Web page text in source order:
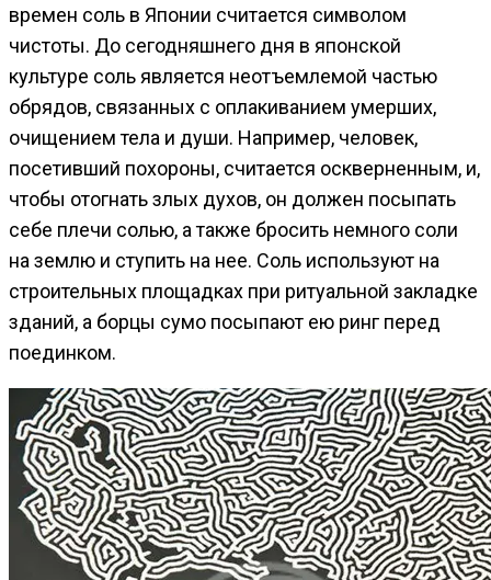
времен соль в Японии считается символом
чистоты. До сегодняшнего дня в японской
культуре соль является неотъемлемой частью
обрядов, связанных с оплакиванием умерших,
очищением тела и души. Например, человек,
посетивший похороны, считается оскверненным, и,
чтобы отогнать злых духов, он должен посыпать
себе плечи солью, а также бросить немного соли
на землю и ступить на нее. Соль используют на
строительных площадках при ритуальной закладке
зданий, а борцы сумо посыпают ею ринг перед
поединком.